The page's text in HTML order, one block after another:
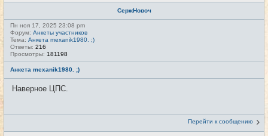
СержНовоч
Пн ноя 17, 2025 23:08 pm
Форум: Анкеты участников
Тема: Анкета mexanik1980. ;)
Ответы: 216
Просмотры: 181198
Анкета mexanik1980. ;)
Наверное ЦПС.
Перейти к сообщению